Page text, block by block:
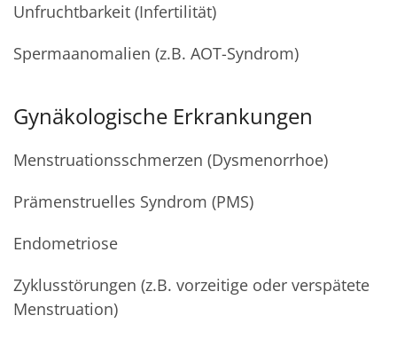
Unfruchtbarkeit (Infertilität)
Spermaanomalien (z.B. AOT-Syndrom)
Gynäkologische Erkrankungen
Menstruationsschmerzen (Dysmenorrhoe)
Prämenstruelles Syndrom (PMS)
Endometriose
Zyklusstörungen (z.B. vorzeitige oder verspätete
Menstruation)